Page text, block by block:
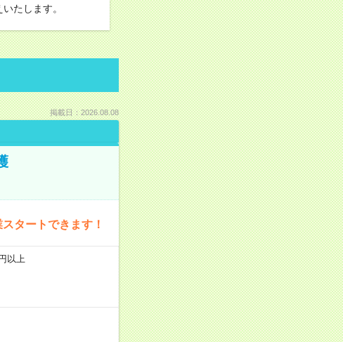
たします。
掲載日：2026.08.08
タートできます！
以上